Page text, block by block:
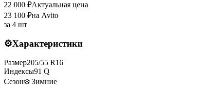
22 000 ₽Актуальная цена
23 100 ₽на Avito
за 4 шт
⚙️Характеристики
Размер205/55 R16
Индексы91 Q
Сезон❄️ Зимние